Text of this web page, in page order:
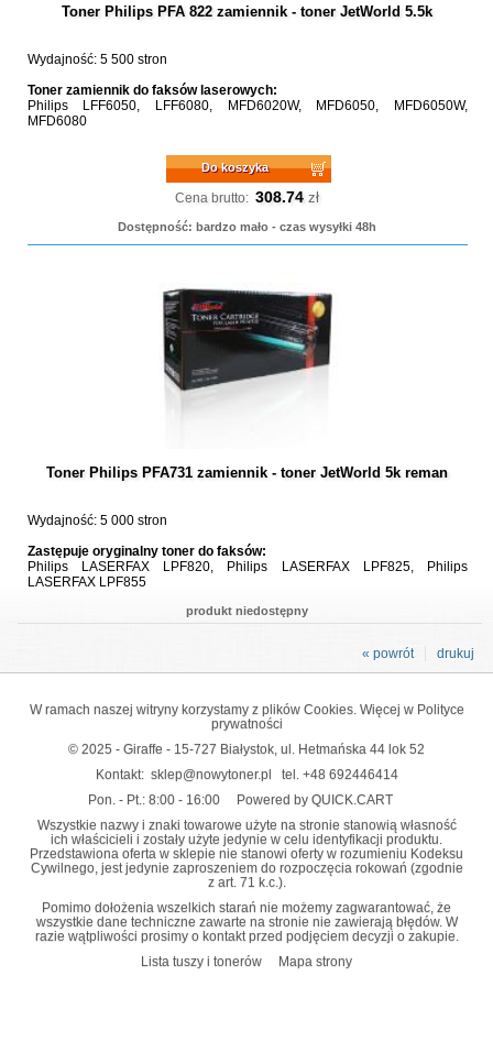
Toner Philips PFA 822 zamiennik - toner JetWorld 5.5k
Wydajność: 5 500 stron
Toner zamiennik do faksów laserowych:
Philips LFF6050, LFF6080, MFD6020W, MFD6050, MFD6050W,
MFD6080
Do koszyka
Cena brutto: 308.74 zł
Dostępność: bardzo mało - czas wysyłki 48h
Toner Philips PFA731 zamiennik - toner JetWorld 5k reman
Wydajność: 5 000 stron
Zastępuje oryginalny toner do faksów:
Philips LASERFAX LPF820, Philips LASERFAX LPF825, Philips
LASERFAX LPF855
produkt niedostępny
drukuj
« powrót
W ramach naszej witryny korzystamy z plików Cookies. Więcej w Polityce
prywatności
© 2025 - Giraffe - 15-727 Białystok, ul. Hetmańska 44 lok 52
Kontakt: sklep@nowytoner.pl tel. +48 692446414
Pon. - Pt.: 8:00 - 16:00
Powered by QUICK.CART
Wszystkie nazwy i znaki towarowe użyte na stronie stanowią własność
ich właścicieli i zostały użyte jedynie w celu identyfikacji produktu.
Przedstawiona oferta w sklepie nie stanowi oferty w rozumieniu Kodeksu
Cywilnego, jest jedynie zaproszeniem do rozpoczęcia rokowań (zgodnie
z art. 71 k.c.).
Pomimo dołożenia wszelkich starań nie możemy zagwarantować, że
wszystkie dane techniczne zawarte na stronie nie zawierają błędów. W
razie wątpliwości prosimy o kontakt przed podjęciem decyzji o zakupie.
Lista tuszy i tonerów
Mapa strony